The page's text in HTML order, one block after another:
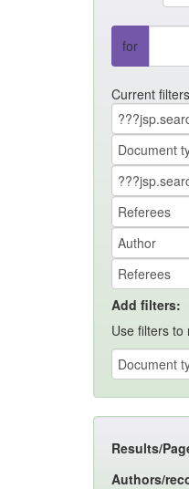
for
Current
Add filters:
Use filters to
Results/
Authors/